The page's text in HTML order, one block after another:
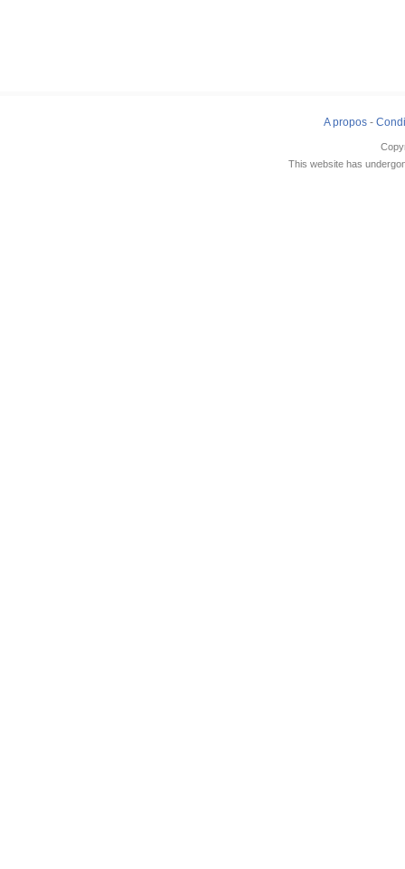
A propos -
This website has